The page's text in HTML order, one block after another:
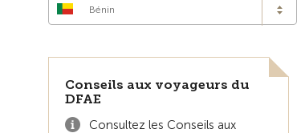
Bénin
Conseils aux voyageurs du
DFAE
Consultez les Conseils aux